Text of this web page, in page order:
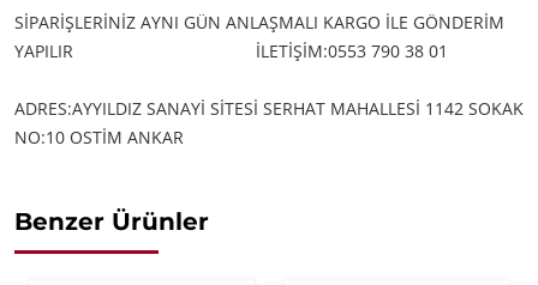
SİPARİŞLERİNİZ AYNI GÜN ANLAŞMALI KARGO İLE GÖNDERİM
YAPILIR
İLETİŞİM:0553 790 38 01
ADRES:AYYILDIZ SANAYİ SİTESİ SERHAT MAHALLESİ 1142 SOKAK
NO:10 OSTİM ANKAR
Benzer Ürünler